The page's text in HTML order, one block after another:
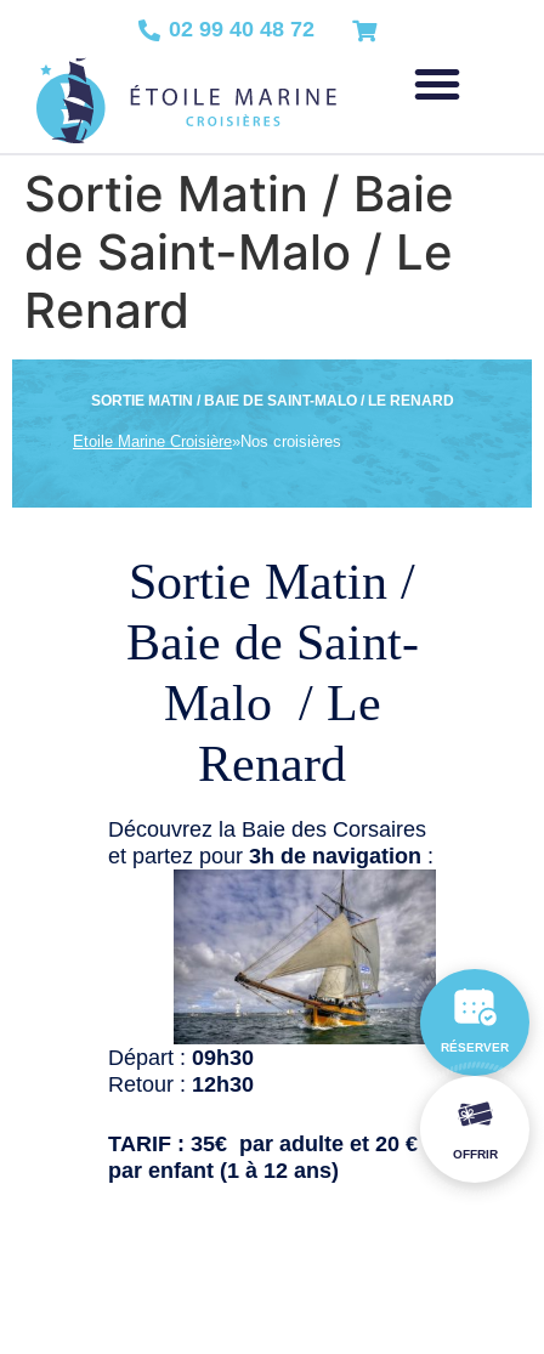
02 99 40 48 72
Sortie Matin / Baie
de Saint-Malo / Le
Renard
SORTIE MATIN / BAIE DE SAINT-MALO / LE RENARD
Etoile Marine Croisière»Nos croisières
Sortie Matin /
Baie de Saint-
Malo / Le
Renard
Découvrez la Baie des Corsaires
et partez pour3h de navigation :
Départ :09h30
Retour : 12h30
TARIF : 35€ par adulte et 20 €
par enfant (1 à 12 ans)
RÉSERVER
OFFRIR